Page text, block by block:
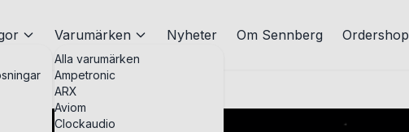
Varumärken
Alla varumärken
Ampetronic
ARX
Aviom
Clockaudio
Nyheter Om Sennberg Ordershop